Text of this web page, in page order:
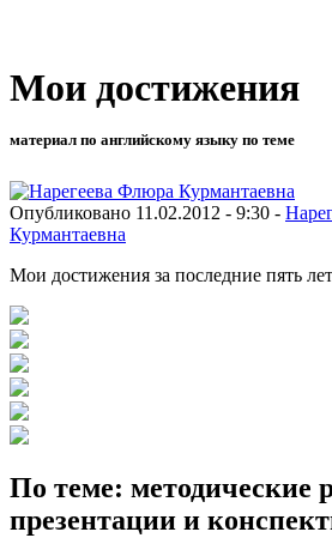
Мои достижения
материал по английскому языку по теме
Опубликовано 11.02.2012 - 9:30 -
Курмантаевна
Мои достижения за последние пять лет
По теме: методические
презентации и